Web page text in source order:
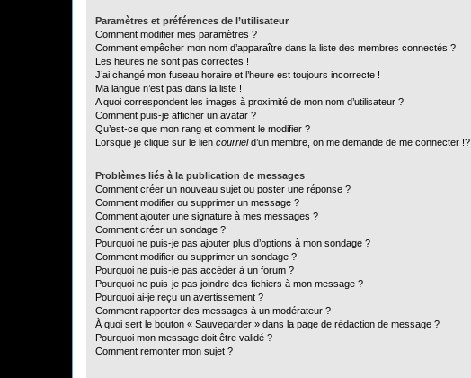
Paramètres et préférences de l’utilisateur
Comment modifier mes paramètres ?
Comment empêcher mon nom d’apparaître dans la liste des membres connectés ?
Les heures ne sont pas correctes !
J’ai changé mon fuseau horaire et l’heure est toujours incorrecte !
Ma langue n’est pas dans la liste !
A quoi correspondent les images à proximité de mon nom d’utilisateur ?
Comment puis-je afficher un avatar ?
Qu’est-ce que mon rang et comment le modifier ?
Lorsque je clique sur le lien courrield’un membre, on me demande de me connecter !?
Problèmes liés à la publication de messages
Comment créer un nouveau sujet ou poster une réponse ?
Comment modifier ou supprimer un message ?
Comment ajouter une signature à mes messages ?
Comment créer un sondage ?
Pourquoi ne puis-je pas ajouter plus d’options à mon sondage ?
Comment modifier ou supprimer un sondage ?
Pourquoi ne puis-je pas accéder à un forum ?
Pourquoi ne puis-je pas joindre des fichiers à mon message ?
Pourquoi ai-je reçu un avertissement ?
Comment rapporter des messages à un modérateur ?
À quoi sert le bouton « Sauvegarder » dans la page de rédaction de message ?
Pourquoi mon message doit être validé ?
Comment remonter mon sujet ?